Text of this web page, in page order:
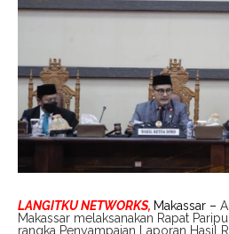
LANGITKU NETWORKS, Makassar –
Makassar melaksanakan Rapat
rangka Penyampaian Laporan Hasil